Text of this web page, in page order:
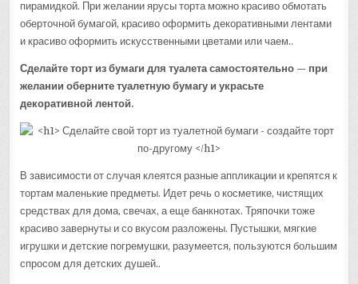
пирамидкой. При желании ярусы торта можно красиво обмотать
оберточной бумагой, красиво оформить декоративными лентами
и красиво оформить искусственными цветами или чаем..
Сделайте торт из бумаги для туалета самостоятельно — при
желании оберните туалетную бумагу и украсьте
декоративной лентой.
В зависимости от случая клеятся разные аппликации и крепятся к
тортам маленькие предметы. Идет речь о косметике, чистящих
средствах для дома, свечах, а еще банкнотах. Тряпочки тоже
красиво завернуты и со вкусом разложены. Пустышки, мягкие
игрушки и детские погремушки, разумеется, пользуются большим
спросом для детских душей..